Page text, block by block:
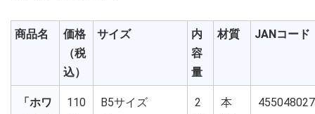
商品名
価格
（税
込）
サイズ
内
容
量
材質 JANコード
「ホワ
110
B5サイズ
2
本